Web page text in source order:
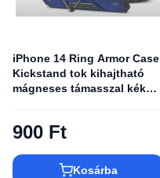
iPhone 14 Ring Armor Case
Kickstand tok kihajtható
mágneses támasszal kék
900 Ft
Kosárba